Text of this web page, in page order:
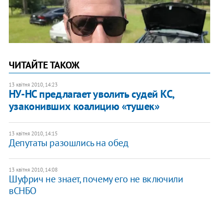
ЧИТАЙТЕ ТАКОЖ
13 квітня 2010, 14:23
НУ-НС предлагает уволить судей КС,
узаконивших коалицию «тушек»
13 квітня 2010, 14:15
Депутаты разошлись на обед
13 квітня 2010, 14:08
Шуфрич не знает, почему его не включили
вСНБО